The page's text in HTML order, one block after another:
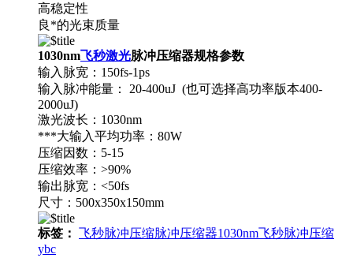
高稳定性
良*的光束质量
1030nm飞秒激光脉冲压缩器规格参数
输入脉宽：150fs-1ps
输入脉冲能量： 20-400uJ (也可选择高功率版本400-
2000uJ)
激光波长：1030nm
***大输入平均功率：80W
压缩因数：5-15
压缩效率：>90%
输出脉宽：<50fs
尺寸：500x350x150mm
标签： 飞秒脉冲压缩脉冲压缩器1030nm飞秒脉冲压缩
ybc